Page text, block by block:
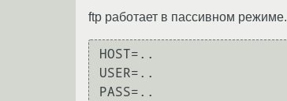
ftp работает в пассивном режиме.
HOST=..
USER=..
PASS=..